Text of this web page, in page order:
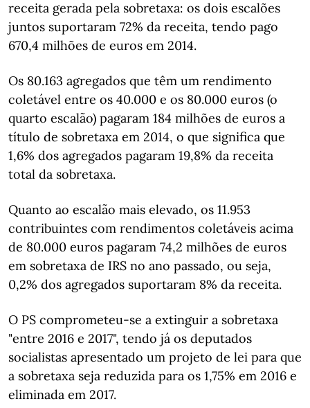
receita gerada pela sobretaxa: os dois escalões
juntos suportaram 72% da receita, tendo pago
670,4 milhões de euros em 2014.
Os 80.163 agregados que têm um rendimento
coletável entre os 40.000 e os 80.000 euros (o
quarto escalão) pagaram 184 milhões de euros a
título de sobretaxa em 2014, o que significa que
1,6% dos agregados pagaram 19,8% da receita
total da sobretaxa.
Quanto ao escalão mais elevado, os 11.953
contribuintes com rendimentos coletáveis acima
de 80.000 euros pagaram 74,2 milhões de euros
em sobretaxa de IRS no ano passado, ou seja,
0,2% dos agregados suportaram 8% da receita.
O PS comprometeu-se a extinguir a sobretaxa
"entre 2016 e 2017", tendo já os deputados
socialistas apresentado um projeto de lei para que
a sobretaxa seja reduzida para os 1,75% em 2016 e
eliminada em 2017.